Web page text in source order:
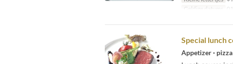
Geldige datums
Special lunch
Appetizer ·